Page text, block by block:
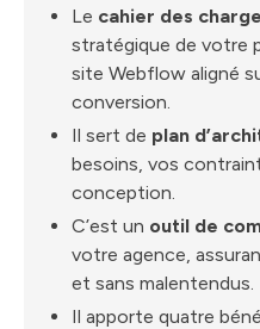
Le cahier des
stratégique de votre
site Webflow aligné
conversion.
Il sert de plan
besoins, vos
conception.
C’est un outil de
votre agence,
et sans malentendus.
Il apporte quatre